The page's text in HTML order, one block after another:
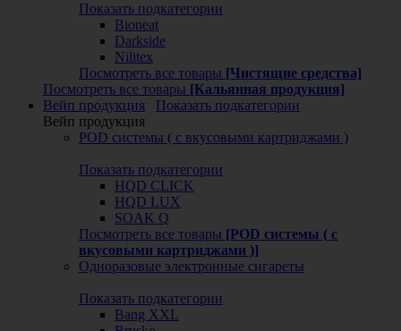
Показать подкатегории
Bioneat
Darkside
Nilitex
Посмотреть все товары [Чистящие средства]
Посмотреть все товары [Кальянная продукция]
Вейп продукция
Показать подкатегории
Вейп продукция
POD системы ( с вкусовыми картриджами )
Показать подкатегории
HQD CLICK
HQD LUX
SOAK Q
Посмотреть все товары [POD системы ( с
вкусовыми картриджами )]
Одноразовые электронные сигареты
Показать подкатегории
Bang XXL